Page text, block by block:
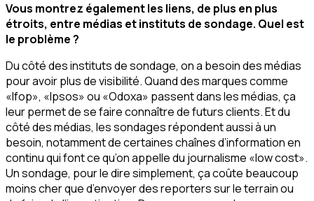
Vous montrez également les liens, de plus en plus
étroits, entre médias et instituts de sondage. Quel est
le problème ?
Du côté des instituts de sondage, on a besoin des médias
pour avoir plus de visibilité. Quand des marques comme
«Ifop», «Ipsos» ou «Odoxa» passent dans les médias, ça
leur permet de se faire connaître de futurs clients. Et du
côté des médias, les sondages répondent aussi à un
besoin, notamment de certaines chaînes d’information en
continu qui font ce qu’on appelle du journalisme «low cost».
Un sondage, pour le dire simplement, ça coûte beaucoup
moins cher que d’envoyer des reporters sur le terrain ou